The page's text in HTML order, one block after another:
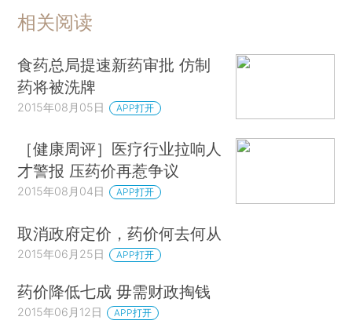
相关阅读
食药总局提速新药审批 仿制
药将被洗牌
2015年08月05日 APP打开
［健康周评］医疗行业拉响人
才警报 压药价再惹争议
2015年08月04日 APP打开
取消政府定价，药价何去何从
2015年06月25日 APP打开
药价降低七成 毋需财政掏钱
2015年06月12日 APP打开